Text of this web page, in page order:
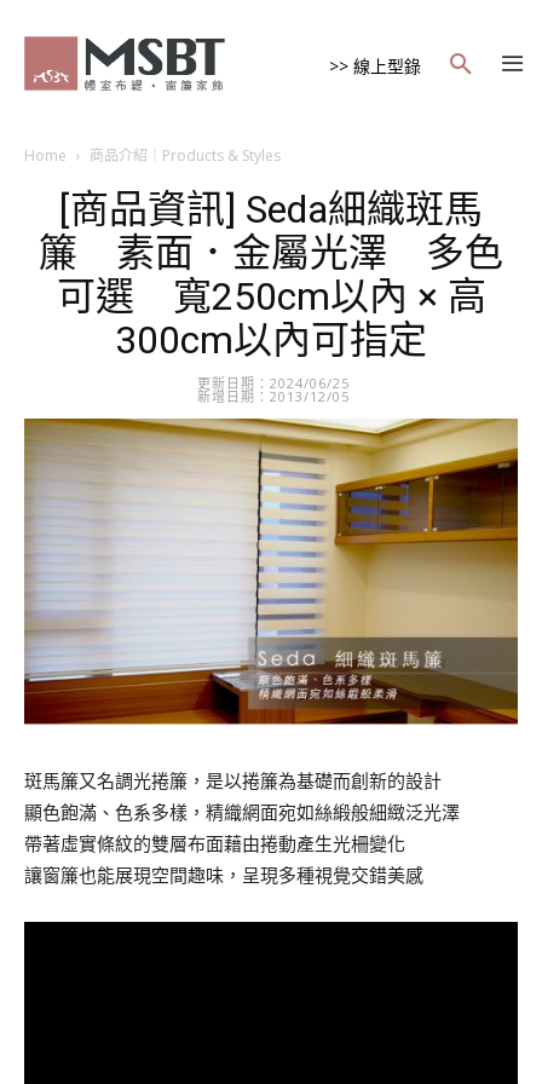
>> 線上型錄
Home 商品介紹｜Products & Styles
[商品資訊] Seda細織斑馬
簾 素面．金屬光澤 多色
可選 寬250cm以內 × 高
300cm以內可指定
更新日期：2024/06/25
新增日期：2013/12/05
斑馬簾又名調光捲簾，是以捲簾為基礎而創新的設計
顯色飽滿、色系多樣，精織網面宛如絲緞般細緻泛光澤
帶著虛實條紋的雙層布面藉由捲動產生光柵變化
讓窗簾也能展現空間趣味，呈現多種視覺交錯美感